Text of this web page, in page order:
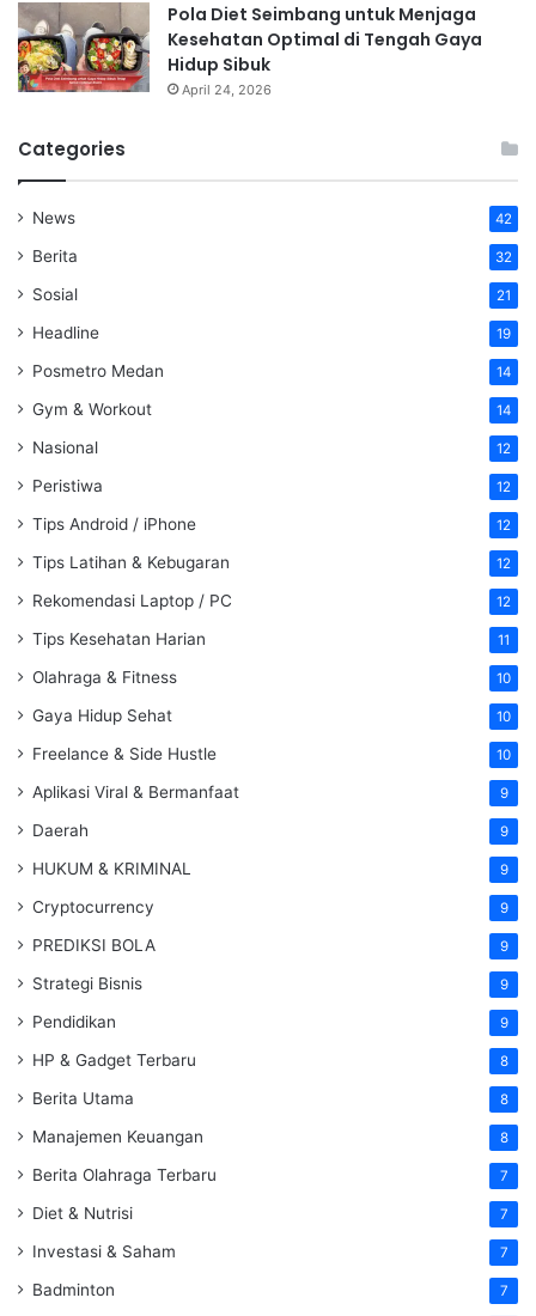
Pola Diet Seimbang untuk Menjaga
Kesehatan Optimal di Tengah Gaya
Hidup Sibuk
April 24, 2026
Categories
News 42
Berita 32
Sosial 21
Headline 19
Posmetro Medan 14
Gym & Workout 14
Nasional 12
Peristiwa 12
Tips Android / iPhone 12
Tips Latihan & Kebugaran 12
Rekomendasi Laptop / PC 12
Tips Kesehatan Harian 11
Olahraga & Fitness 10
Gaya Hidup Sehat 10
Freelance & Side Hustle 10
Aplikasi Viral & Bermanfaat 9
Daerah 9
HUKUM & KRIMINAL 9
Cryptocurrency 9
PREDIKSI BOLA 9
Strategi Bisnis 9
Pendidikan 9
HP & Gadget Terbaru 8
Berita Utama 8
Manajemen Keuangan 8
Berita Olahraga Terbaru 7
Diet & Nutrisi 7
Investasi & Saham 7
Badminton 7